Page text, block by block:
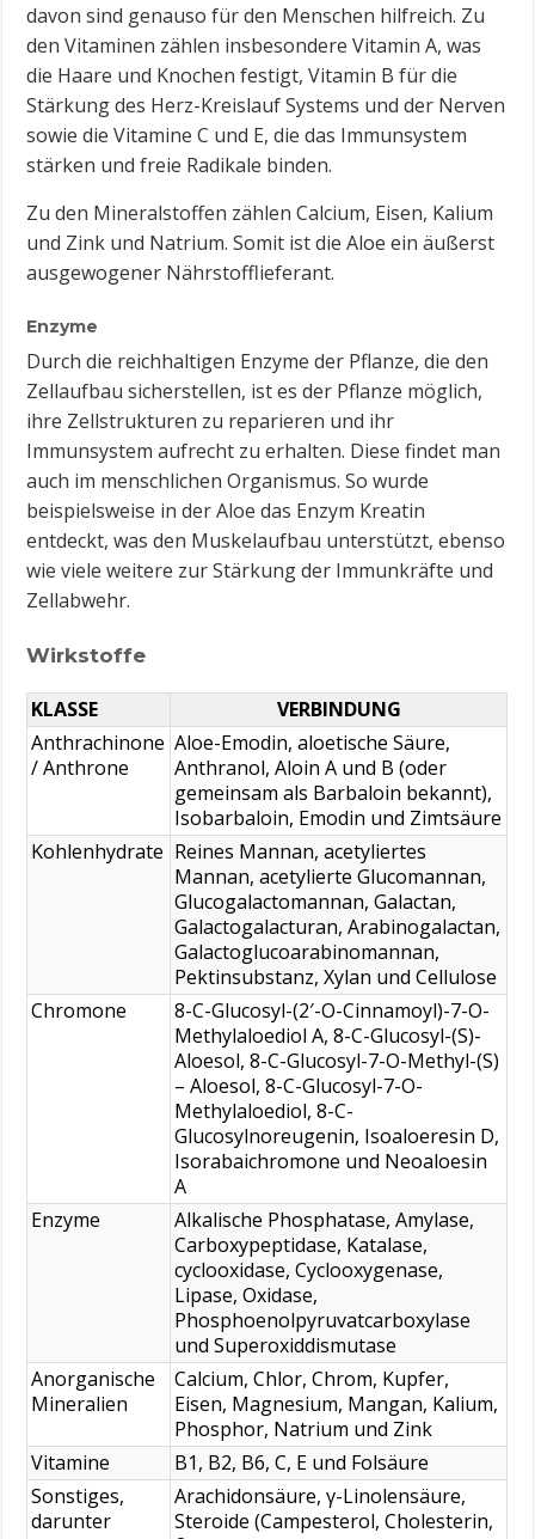
davon sind genauso für den Menschen hilfreich. Zu
den Vitaminen zählen insbesondere Vitamin A, was
die Haare und Knochen festigt, Vitamin B für die
Stärkung des Herz-Kreislauf Systems und der Nerven
sowie die Vitamine C und E, die das Immunsystem
stärken und freie Radikale binden.
Zu den Mineralstoffen zählen Calcium, Eisen, Kalium
und Zink und Natrium. Somit ist die Aloe ein äußerst
ausgewogener Nährstofflieferant.
Enzyme
Durch die reichhaltigen Enzyme der Pflanze, die den
Zellaufbau sicherstellen, ist es der Pflanze möglich,
ihre Zellstrukturen zu reparieren und ihr
Immunsystem aufrecht zu erhalten. Diese findet man
auch im menschlichen Organismus. So wurde
beispielsweise in der Aloe das Enzym Kreatin
entdeckt, was den Muskelaufbau unterstützt, ebenso
wie viele weitere zur Stärkung der Immunkräfte und
Zellabwehr.
Wirkstoffe
KLASSE
VERBINDUNG
Anthrachinone
/ Anthrone
Aloe-Emodin, aloetische Säure,
Anthranol, Aloin A und B (oder
gemeinsam als Barbaloin bekannt),
Isobarbaloin, Emodin und Zimtsäure
Kohlenhydrate Reines Mannan, acetyliertes
Mannan, acetylierte Glucomannan,
Glucogalactomannan, Galactan,
Galactogalacturan, Arabinogalactan,
Galactoglucoarabinomannan,
Pektinsubstanz, Xylan und Cellulose
Chromone
8-C-Glucosyl-(2′-O-Cinnamoyl)-7-O-
Methylaloediol A, 8-C-Glucosyl-(S)-
Aloesol, 8-C-Glucosyl-7-O-Methyl-(S)
– Aloesol, 8-C-Glucosyl-7-O-
Methylaloediol, 8-C-
Glucosylnoreugenin, Isoaloeresin D,
Isorabaichromone und Neoaloesin
A
Enzyme
Alkalische Phosphatase, Amylase,
Carboxypeptidase, Katalase,
cyclooxidase, Cyclooxygenase,
Lipase, Oxidase,
Phosphoenolpyruvatcarboxylase
und Superoxiddismutase
Anorganische
Mineralien
Calcium, Chlor, Chrom, Kupfer,
Eisen, Magnesium, Mangan, Kalium,
Phosphor, Natrium und Zink
Vitamine
B1, B2, B6, C, E und Folsäure
Sonstiges,
darunter
Arachidonsäure, γ-Linolensäure,
Steroide (Campesterol, Cholesterin,